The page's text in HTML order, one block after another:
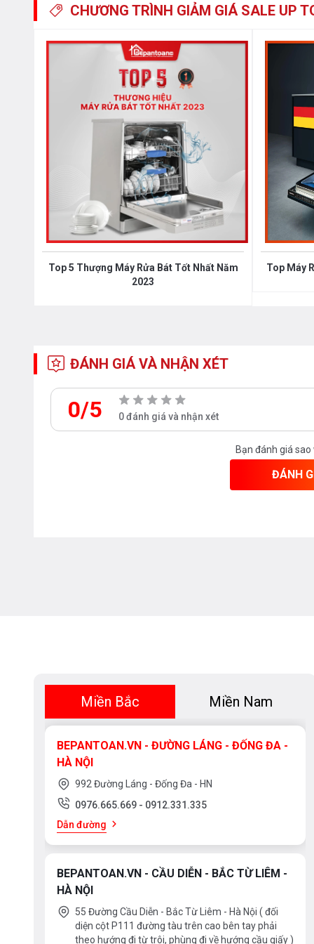
dùng dễ dàng sử dụng và lựa chọn chính
Máy có 8 chương trình rửa
bản. Bạn có thể xem tình trạng, số lượng
Rửa tiết kiệm 50 độ
Rửa tự động 45 - 65 độ
Rửa chuyên sâu 70 độ
Rửa nhanh 45 độ
Rửa ly 40 độ
CHƯƠNG TRÌNH GIẢM GIÁ SALE UP
Top 5 Thượng Máy Rửa Bát Tốt Nhất Năm
2023
Top Máy
ĐÁNH GIÁ VÀ NHẬN XÉT
0/5 0 đánh giá và nhận xét
Bạn đánh giá sao
ĐÁNH
Miền Bắc Miền Nam
BEPANTOAN.VN - ĐƯỜNG LÁNG - ĐỐNG ĐA -
HÀ NỘI
992 Đường Láng - Đống Đa - HN
0976.665.669 - 0912.331.335
Dẫn đường
BEPANTOAN.VN - CẦU DIỄN - BẮC TỪ LIÊM -
HÀ NỘI
55 Đường Cầu Diễn - Bắc Từ Liêm - Hà Nội ( đối
diện cột P111 đường tàu trên cao bên tay phải
theo hướng đi từ trôi, phùng đi về hướng cầu giấy )